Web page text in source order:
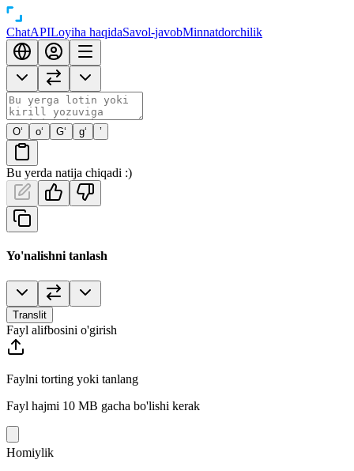
ChatAPILoyiha haqidaSavol-javobMinnatdorchilik
O‘ o‘ G‘ g‘ ’
Bu yerda natija chiqadi :)
Yo'nalishni tanlash
Translit
Fayl alifbosini o'girish
Faylni torting yoki tanlang
Fayl hajmi 10 MB gacha bo'lishi kerak
Homiylik